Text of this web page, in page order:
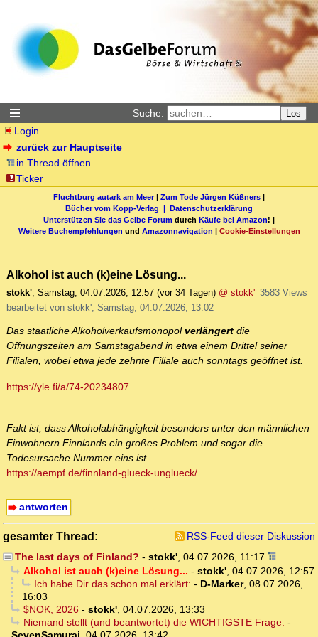
Suche: Los
Login
zurück zur Hauptseite
in Thread öffnen
Ticker
Fluchtburg autark am Meer| Zum Tode Jürgen Küßners |
Bücher vom Kopp-Verlag | Datenschutzerklärung
Unterstützen Sie das Gelbe Forum durch Käufe bei Amazon! |
Weitere Buchempfehlungen und Amazonnavigation | Cookie-Einstellungen
Alkohol ist auch (k)eine Lösung...
stokk', Samstag, 04.07.2026, 12:57 (vor 34 Tagen) @ stokk' 3583 Views
bearbeitet von stokk', Samstag, 04.07.2026, 13:02
Das staatliche Alkoholverkaufsmonopolverlängert die
Öffnungszeiten am Samstagabend in etwa einem Drittel seiner
Filialen, wobei etwa jede zehnte Filiale auch sonntags geöffnet ist.
https://yle.fi/a/74-20234807
Fakt ist, dass Alkoholabhängigkeit besonders unter den männlichen
Einwohnern Finnlands ein großes Problem und sogar die
Todesursache Nummer eins ist.
https://aempf.de/finnland-glueck-unglueck/
antworten
gesamter Thread:
RSS-Feed dieser Diskussion
The last days of Finland? - stokk', 04.07.2026, 11:17
Alkohol ist auch (k)eine Lösung... - stokk', 04.07.2026, 12:57
Ich habe Dir das schon mal erklärt: - D-Marker, 08.07.2026,
16:03
$NOK, 2026- stokk', 04.07.2026, 13:33
Niemand stellt (und beantwortet) die WICHTIGSTE Frage. -